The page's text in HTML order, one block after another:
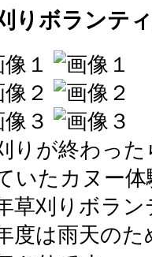
りボランテ
りが終わっ
いたカヌー体
草刈りボラ
度は雨天の